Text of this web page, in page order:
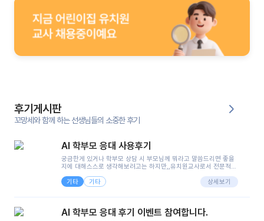
후기게시판
꼬망세와 함께 하는 선생님들의 소중한 후기
AI 학부모 응대 사용후기
궁금한게 있거나 학부모 상담 시 부모님께 뭐라고 말씀드리면 좋을
지에 대해스스로 생각해보려고는 하지만,,유치원교사로서 전문적인
려니 어려울때가...^^(저만 그런거 아니죠 ㅜㅜ)꼬망봇의 장점은 지
피티나 제미나이는 몇세이고 여자인지 남자인지 등그래도 좀 기본
정보를 제공하면서 물어봐야할 때가 있어그때마다 정보를 입력하는
으셔서 고민이 됐는데ai 학부모 응대를 써볼 수 있어서 좋았어요!앞
기타 기타 상세보기
AI 학부모 응대 후기 이벤트 참여합니다.